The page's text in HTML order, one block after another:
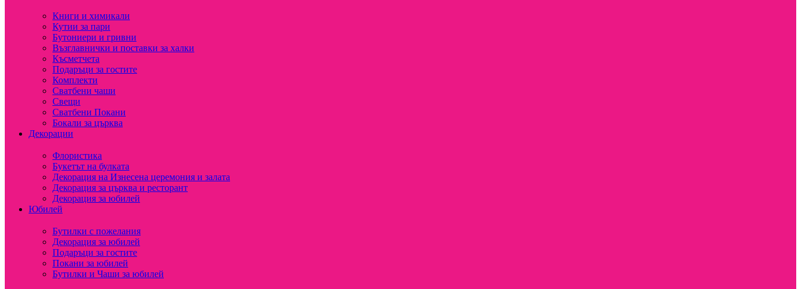
Книги и химикали
Кутии за пари
Бутониери и гривни
Възглавнички и поставки за халки
Късметчета
Подаръци за гостите
Комплекти
Сватбени чаши
Свещи
Сватбени Покани
Бокали за църква
Декорации
Флористика
Букетът на булката
Декорация на Изнесена церемония и залата
Декорация за църква и ресторант
Декорация за юбилей
Юбилей
Бутилки с пожелания
Декорация за юбилей
Подаръци за гостите
Покани за юбилей
Бутилки и Чаши за юбилей